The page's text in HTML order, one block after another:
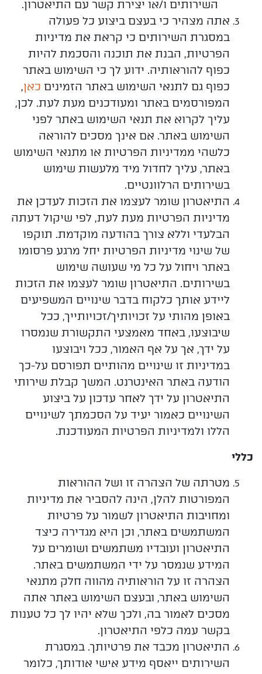
השירותים ו/או יצירת קשר עם התיאטרון.
אתה מצהיר כי בעצם ביצוע כל פעולה
במסגרת השירותים כי קראת את מדיניות
הפרטיות, הבנת את תוכנה והסכמת להיות
כפוף להוראותיה. ידוע לך כי השימוש באתר
כפוף גם לתנאי השימוש באתר הזמינים כאן,
המפורסמים באתר ומעודכנים מעת לעת. לכן,
עליך לקרוא את תנאי השימוש באתר לפני
השימוש באתר. אם אינך מסכים להוראה
כלשהי ממדיניות הפרטיות או מתנאי השימוש
באתר, עליך לחדול מיד מלעשות שימוש
בשירותים הרלוונטיים.
התיאטרון שומר לעצמו את הזכות לעדכן את
מדיניות הפרטיות מעת לעת, לפי שיקול דעתה
הבלעדי וללא צורך בהודעה מוקדמת. תוקפו
של שינוי מדיניות הפרטיות יחל מרגע פרסומו
באתר ויחול על כל מי שעושה שימוש
בשירותים. התיאטרון שומר לעצמו את הזכות
ליידע אותך כלקוח בדבר שינויים המשפיעים
באופן מהותי על זכויותיך/זכויותייך, ככל
שיבוצעו, באחד מאמצעי התקשורת שנמסרו
על ידך, אך על אף האמור, ככל ויבוצעו
במדיניות זו שינויים מהותיים תפורסם על-כך
הודעה באתר האינטרנט. המשך קבלת שירותי
התיאטרון על ידך לאחר עדכון על ביצוע
השינויים כאמור יעיד על הסכמתך לשינויים
הללו ולמדיניות הפרטיות המעודכנת.
כללי
מטרתה של הצהרה זו ושל ההוראות
המפורטות להלן, הינה להסביר את מדיניות
ומחויבות התיאטרון לשמור על פרטיות
המשתמשים באתר, וכן היא מגדירה כיצד
התיאטרון ועובדיו משתמשים ושומרים על
המידע שנמסר על ידי המשתמשים באתר.
הצהרה זו על הוראותיה מהווה חלק מתנאי
השימוש באתר, ובעצם השימוש באתר אתה
מסכים לאמור בה, ולכך שלא יהיו לך כל טענות
בקשר עמה כלפי התיאטרון.
התיאטרון מכבד את פרטיותך. במסגרת
השירותים ייאסף מידע אישי אודותך, כלומר